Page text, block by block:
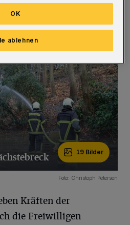
Die Nachlöscharbeiten
in Anspruch.(Bilder)
19 Bilder
Foto: Christoph Petersen
Kräften der
die Freiwilligen
ablehnen
OK